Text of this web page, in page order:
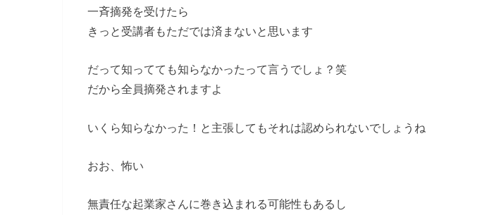
一斉摘発を受けたら
きっと受講者もただでは済まないと思います
だって知ってても知らなかったって言うでしょ？笑
だから全員摘発されますよ
いくら知らなかった！と主張してもそれは認められないでしょうね
おお、怖い
無責任な起業家さんに巻き込まれる可能性もあるし